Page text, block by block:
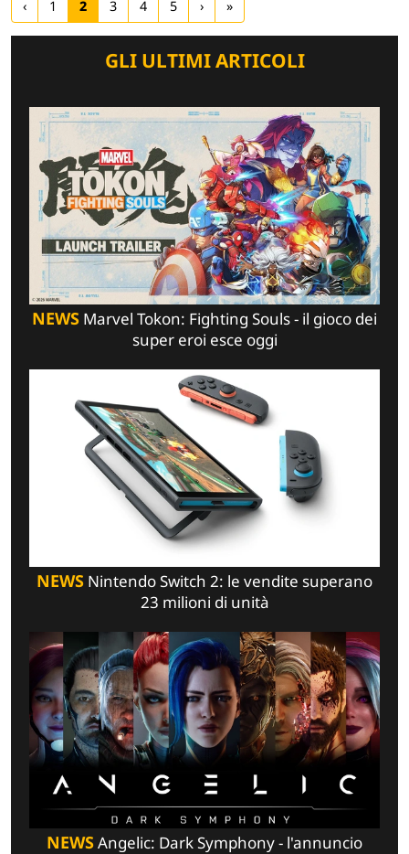
‹ 1 2 3 4 5 › »
GLI ULTIMI ARTICOLI
NEWS Marvel Tokon: Fighting Souls - il gioco dei
super eroi esce oggi
NEWS Nintendo Switch 2: le vendite superano
23 milioni di unità
NEWSAngelic: Dark Symphony - l'annuncio